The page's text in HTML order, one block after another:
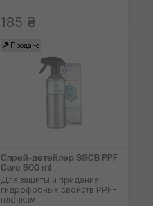
185 ₴
Продано
Спрей-детейлер SGCB PPF
Care 500 ml
Для защиты и придания
гидрофобных свойств PPF-
плёнкам